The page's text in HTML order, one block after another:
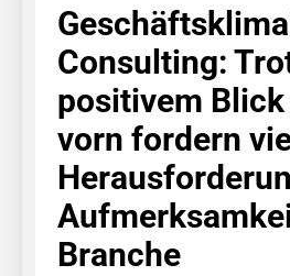
Consulting:
positivem
vorn fordern
Branche